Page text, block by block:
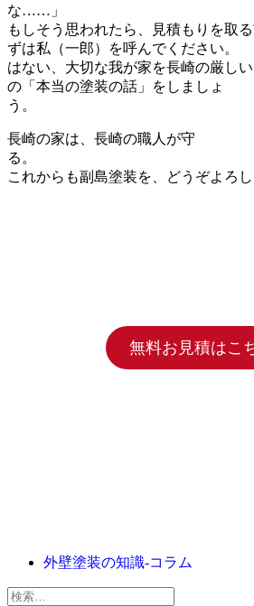
な
もしそう思われたら、見積もりを取
ずは私（一郎）を呼んでください
はない、大切な我が家を長崎の厳し
の「本当の塗装の話」をしましょ
う。
長崎の家は、長崎の職人が守
る
これからも副島塗装を、どうぞよろ
無料お見積はこ
外壁塗装の知識-コラム
検